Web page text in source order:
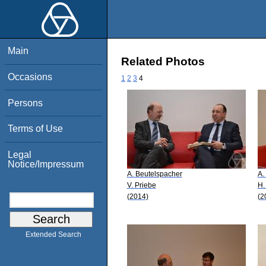
Main
Occasions
Persons
Terms of Use
Legal
Notice/Impressum
Extended Search
Related Photos
1 2 3 4
A. Beutelspacher
V. Priebe
(2014)
A.